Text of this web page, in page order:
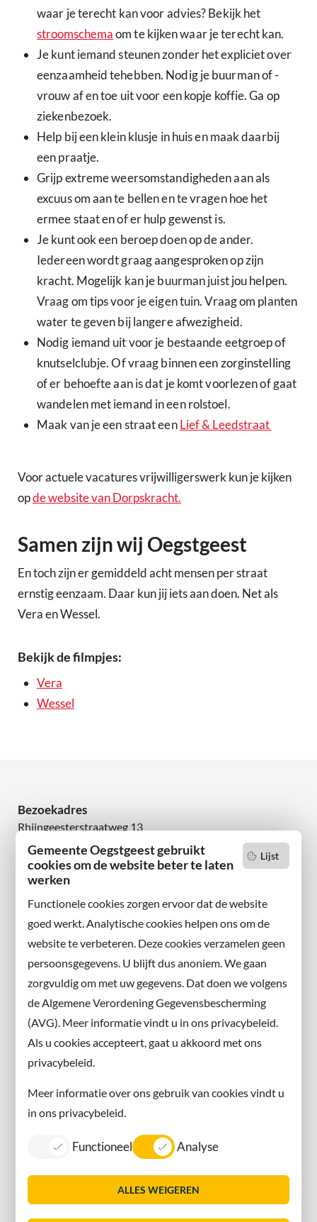
Lijst
Gemeente Oegstgeest gebruikt
cookies om de website beter te laten
werken
Functionele cookies zorgen ervoor dat de website
goed werkt. Analytische cookies helpen ons om de
website te verbeteren. Deze cookies verzamelen geen
persoonsgegevens. U blijft dus anoniem. We gaan
zorgvuldig om met uw gegevens. Dat doen we volgens
de Algemene Verordening Gegevensbescherming
(AVG). Meer informatie vindt u in ons privacybeleid.
Als u cookies accepteert, gaat u akkoord met ons
privacybeleid.
Meer informatie over ons gebruik van cookies vindt u
in ons privacybeleid.
Functioneel Analyse
ALLES WEIGEREN
waar je terecht kan voor advies? Bekijk het
stroomschemaom te kijken waar je terecht kan.
Je kunt iemand steunen zonder het expliciet over
eenzaamheid tehebben. Nodig je buurman of -
vrouw af en toe uit voor een kopje koffie. Ga op
ziekenbezoek.
Help bij een klein klusje in huis en maak daarbij
een praatje.
Grijp extreme weersomstandigheden aan als
excuus om aan te bellen en te vragen hoe het
ermee staat en of er hulp gewenst is.
Je kunt ook een beroep doen op de ander.
Iedereen wordt graag aangesproken op zijn
kracht. Mogelijk kan je buurman juist jou helpen.
Vraag om tips voor je eigen tuin. Vraag om planten
water te geven bij langere afwezigheid.
Nodig iemand uit voor je bestaande eetgroep of
knutselclubje. Of vraag binnen een zorginstelling
of er behoefte aan is dat je komt voorlezen of gaat
wandelen met iemand in een rolstoel.
Maak van je een straat eenLief & Leedstraat
Voor actuele vacatures vrijwilligerswerk kun je kijken
opde website van Dorpskracht.
Samen zijn wij Oegstgeest
En toch zijn er gemiddeld acht mensen per straat
ernstig eenzaam. Daar kun jij iets aan doen. Net als
Vera en Wessel.
Bekijk de filmpjes:
Vera
Wessel
Bezoekadres
Rhijngeesterstraatweg 13
2342 AN Oegstgeest
Wilt u niets missen?
en volg ons ook op sociale media.
Facebook
X
Instagram
Contact met de gemeente
Contact
Information in English
Sitemap
Toegankelijkheid